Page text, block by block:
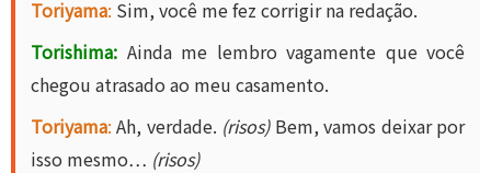
Toriyama: Sim, você me fez corrigir na redação.
Torishima: Ainda me lembro vagamente que você
chegou atrasado ao meu casamento.
Toriyama: Ah, verdade. (risos)Bem, vamos deixar por
isso mesmo… (risos)